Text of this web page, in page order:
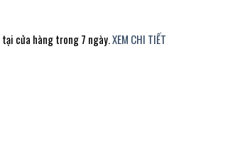
cửa hàng trong 7 ngày.XEM CHI TIẾT